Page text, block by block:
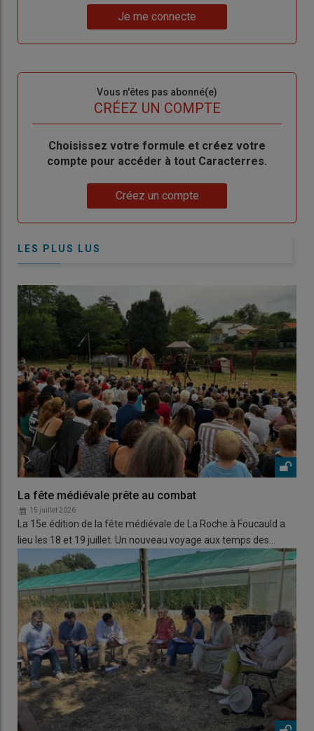
de
me
Je me connecte
Vous n'êtes pas abonné(e)
CRÉEZ UN COMPTE
BodyChoisissez votre formule et créez votre
compte pour accéder à tout Caracterres.
Créez un compte
LES PLUS LUS
La fête médiévale prête au combat
15 juillet 2026
La 15e édition de la fête médiévale de La Roche à Foucauld a
lieu les 18 et 19 juillet. Un nouveau voyage aux temps des…